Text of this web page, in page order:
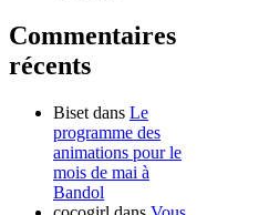
Commentaires
récents
Biset dans Le
programme des
animations pour le
mois de mai à
Bandol